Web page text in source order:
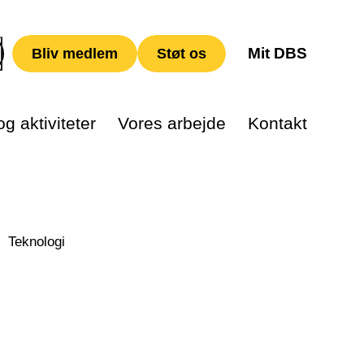
Bliv medlem Støt os Mit DBS
aktiviteter Vores arbejde Kontakt
Teknologi